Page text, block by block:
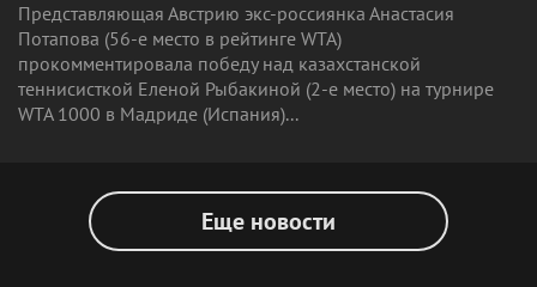
Представляющая Австрию экс-россиянка Анастасия
Потапова (56-е место в рейтинге WTA)
прокомментировала победу над казахстанской
теннисисткой Еленой Рыбакиной (2-е место) на турнире
WTA 1000 в Мадриде (Испания)...
Еще новости